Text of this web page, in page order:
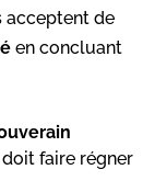
acceptent de
en concluant
faire régner